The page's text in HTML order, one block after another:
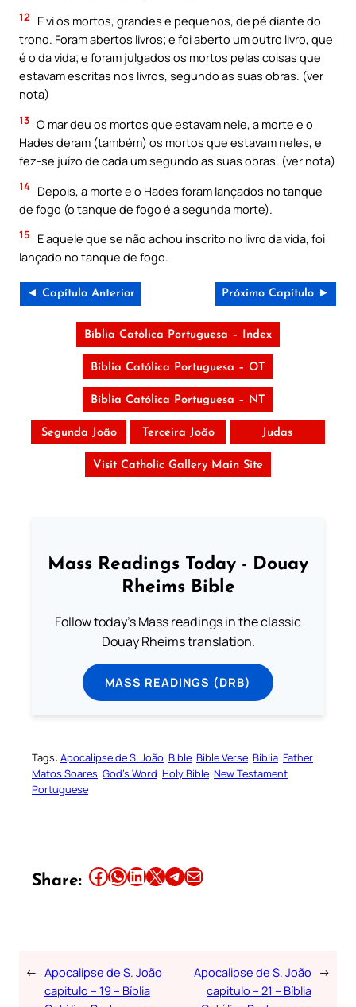
12
E vi os mortos, grandes e pequenos, de pé diante do
trono. Foram abertos livros; e foi aberto um outro livro, que
é o da vida; e foram julgados os mortos pelas coisas que
estavam escritas nos livros, segundo as suas obras. (ver
nota)
13 O mar deu os mortos que estavam nele, a morte e o
Hades deram (também) os mortos que estavam neles, e
fez-se juízo de cada um segundo as suas obras. (ver nota)
14 Depois, a morte e o Hades foram lançados no tanque
de fogo (o tanque de fogo é a segunda morte).
15
E aquele que se não achou inscrito no livro da vida, foi
lançado no tanque de fogo.
◄ Capítulo Anterior Próximo Capítulo ►
Bíblia Católica Portuguesa – Index
Bíblia Católica Portuguesa – OT
Bíblia Católica Portuguesa – NT
Segunda João Terceira João Judas
Visit Catholic Gallery Main Site
Mass Readings Today - Douay
Rheims Bible
Follow today's Mass readings in the classic
Douay Rheims translation.
MASS READINGS (DRB)
Tags: Apocalipse de S. João Bible Bible Verse Biblia Father
Matos Soares God’s Word Holy Bible New Testament
Portuguese
Share: Share this article on Facebook Share this article on WhatsApp Share this article on LinkedIn Share this article on X Share this article on TelegramEmail this Article
← Apocalipse de S. João
capitulo – 19 – Bíblia
Apocalipse de S. João
capitulo – 21 – Bíblia
→